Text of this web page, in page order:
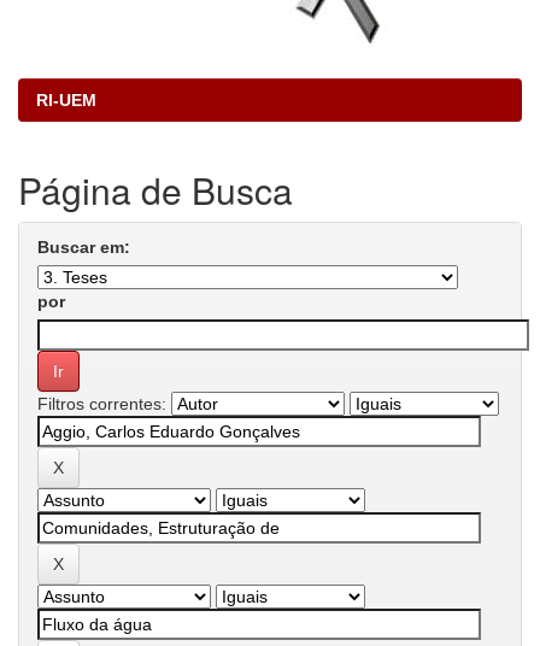
RI-UEM
Página de Busca
Buscar em:
por
Filtros correntes: